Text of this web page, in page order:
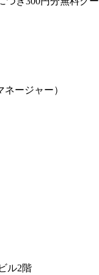
ージャー）
ル2階